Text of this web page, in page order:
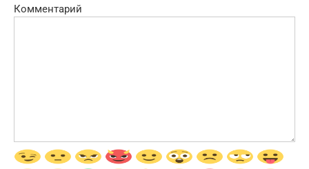
Комментарий